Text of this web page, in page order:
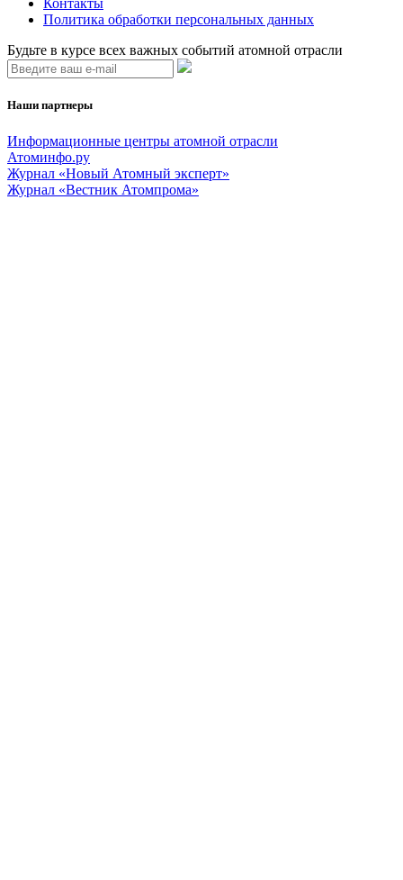
Контакты
Политика обработки персональных данных
Будьте в курсе всех важных событий атомной отрасли
Наши партнеры
Информационные центры атомной отрасли
Атоминфо.ру
Журнал «Новый Атомный эксперт»
Журнал «Вестник Атомпрома»